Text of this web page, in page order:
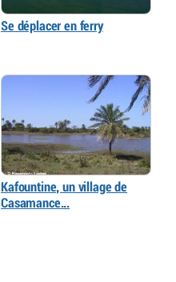
Se déplacer en ferry
Kafountine, un village de
Casamance...